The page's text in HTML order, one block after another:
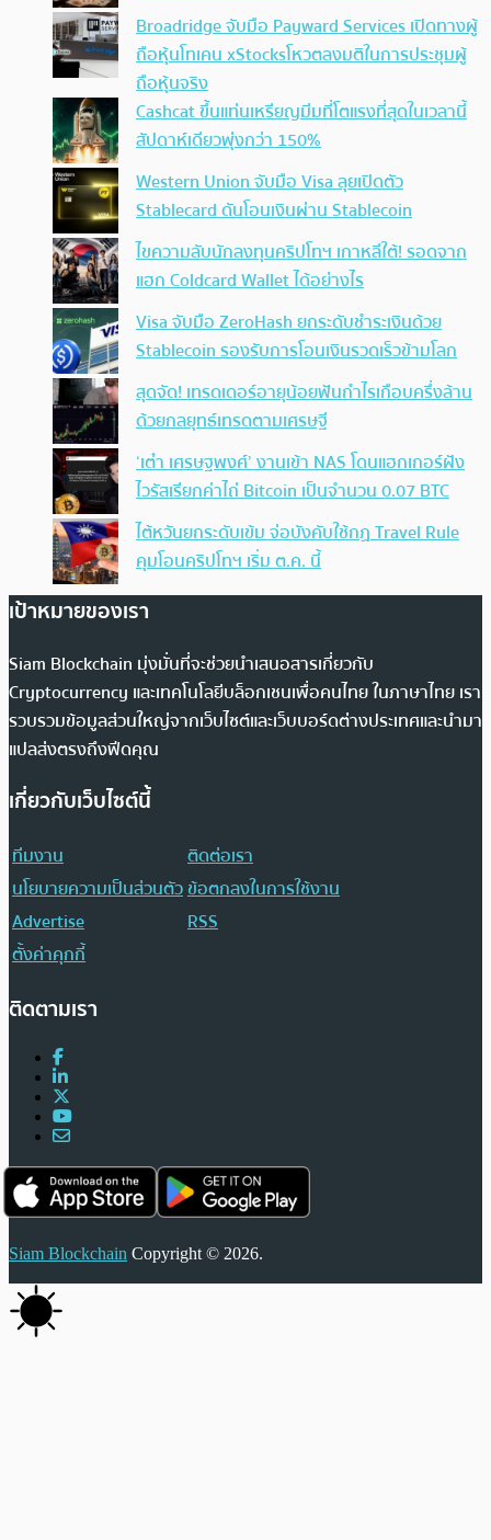
Broadridge จับมือ Payward Services เปิดทางผู้
ถือหุ้นโทเคน xStocksโหวตลงมติในการประชุมผู้
ถือหุ้นจริง
Cashcat ขึ้นแท่นเหรียญมีมที่โตแรงที่สุดในเวลานี้
สัปดาห์เดียวพุ่งกว่า 150%
Western Union จับมือ Visa ลุยเปิดตัว
Stablecard ดันโอนเงินผ่าน Stablecoin
ไขความลับนักลงทุนคริปโทฯ เกาหลีใต้! รอดจาก
แฮก Coldcard Wallet ได้อย่างไร
Visa จับมือ ZeroHash ยกระดับชำระเงินด้วย
Stablecoin รองรับการโอนเงินรวดเร็วข้ามโลก
สุดจัด! เทรดเดอร์อายุน้อยฟันกำไรเกือบครึ่งล้าน
ด้วยกลยุทธ์เทรดตามเศรษฐี
‘เต๋า เศรษฐพงศ์’ งานเข้า NAS โดนแฮกเกอร์ฝัง
ไวรัสเรียกค่าไถ่ Bitcoin เป็นจำนวน 0.07 BTC
ไต้หวันยกระดับเข้ม จ่อบังคับใช้กฏ Travel Rule
คุมโอนคริปโทฯ เริ่ม ต.ค. นี้
เป้าหมายของเรา
Siam Blockchain มุ่งมั่นที่จะช่วยนำเสนอสารเกี่ยวกับ
Cryptocurrency และเทคโนโลยีบล็อกเชนเพื่อคนไทย ในภาษาไทย เรา
รวบรวมข้อมูลส่วนใหญ่จากเว็บไซต์และเว็บบอร์ดต่างประเทศและนำมา
แปลส่งตรงถึงฟีดคุณ
เกี่ยวกับเว็บไซต์นี้
ทีมงาน
ติดต่อเรา
นโยบายความเป็นส่วนตัวข้อตกลงในการใช้งาน
Advertise
RSS
ตั้งค่าคุกกี้
ติดตามเรา
Siam Blockchain Copyright © 2026.